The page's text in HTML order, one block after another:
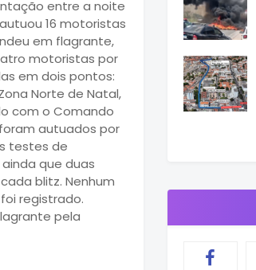
entre a noite
16 motoristas
em flagrante,
motoristas por
em dois pontos:
Norte de Natal,
com o Comando
autuados por
testes de
que duas
blitz. Nenhum
registrado.
pela